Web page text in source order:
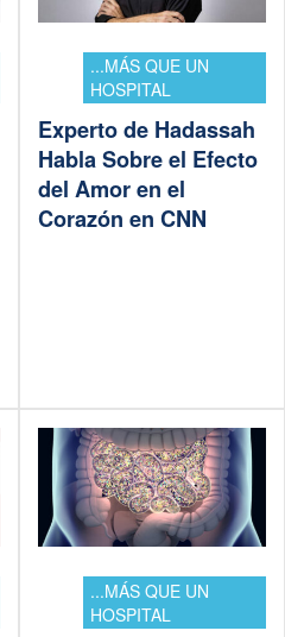
...MÁS QUE UN
HOSPITAL
Experto de Hadassah
Habla Sobre el Efecto
del Amor en el
Corazón en CNN
...MÁS QUE UN
HOSPITAL